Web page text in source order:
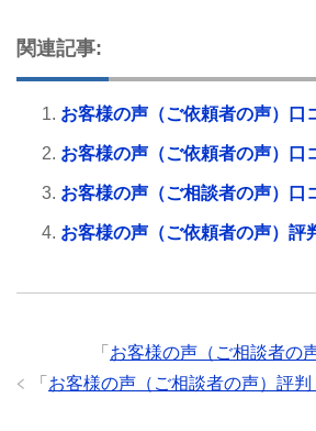
関連記事:
お客様の声（ご依頼者の声）口
お客様の声（ご依頼者の声）口
お客様の声（ご相談者の声）口
お客様の声（ご依頼者の声）評
「 お客様の声（ご相談者の
「 お客様の声（ご相談者の声）評判